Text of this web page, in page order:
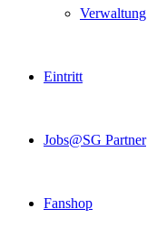
Verwaltung
Eintritt
Jobs@SG Partner
Fanshop